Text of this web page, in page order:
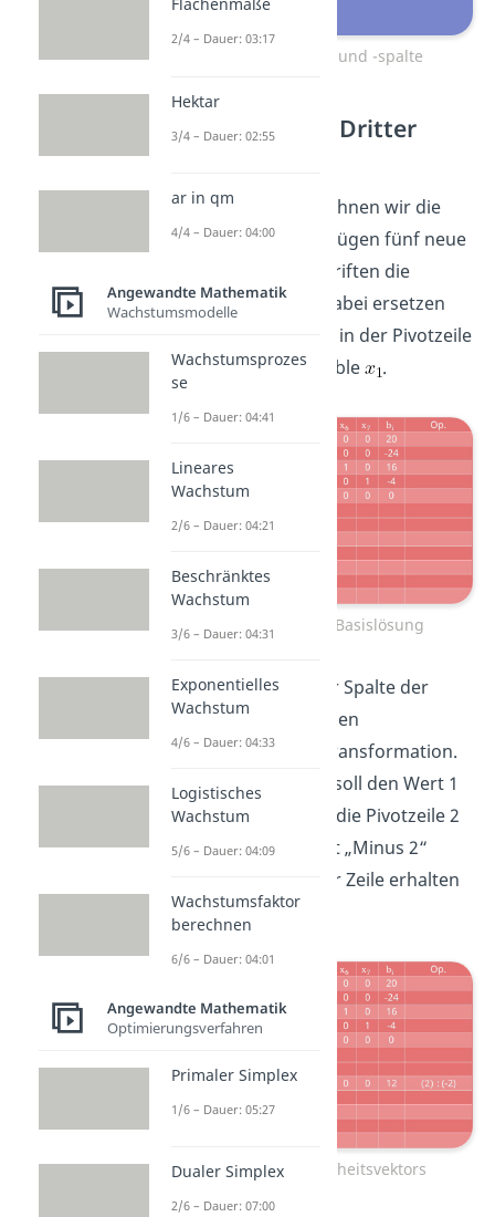
Wahl der Pivotzeile und -spalte
Dualer Simplex – Dritter
Schritt:
Im dritten Schritt berechnen wir die
neue Basislösung. Wir fügen fünf neue
Zeilen hinzu und beschriften die
Basisvariablenzeilen. Dabei ersetzen
in der Pivotzeile
mit der Nichtbasisvariable
.
Berechnung neuer Basislösung
Jetzt schaffen wir in der Spalte der
neuen Basisvariable einen
Einheitsvektor durch Transformation.
Die neue Basisvariable soll den Wert 1
bekommen. Dazu wird die Pivotzeile 2
durch das Pivotelement „Minus 2“
geteilt. Für den Rest der Zeile erhalten
wir damit:
Erstellung eines Einheitsvektors
Flächenmaße
2/4 – Dauer: 03:17
Hektar
3/4 – Dauer: 02:55
ar in qm
4/4 – Dauer: 04:00
Angewandte Mathematik
Wachstumsmodelle
Wachstumsprozes
se
1/6 – Dauer: 04:41
Lineares
Wachstum
2/6 – Dauer: 04:21
Beschränktes
Wachstum
3/6 – Dauer: 04:31
Exponentielles
Wachstum
4/6 – Dauer: 04:33
Logistisches
Wachstum
5/6 – Dauer: 04:09
Wachstumsfaktor
berechnen
6/6 – Dauer: 04:01
Angewandte Mathematik
Optimierungsverfahren
Primaler Simplex
1/6 – Dauer: 05:27
Dualer Simplex
2/6 – Dauer: 07:00